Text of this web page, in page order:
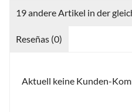
19 andere Artikel in der
Reseñas (0)
Aktuell keine Kunden-